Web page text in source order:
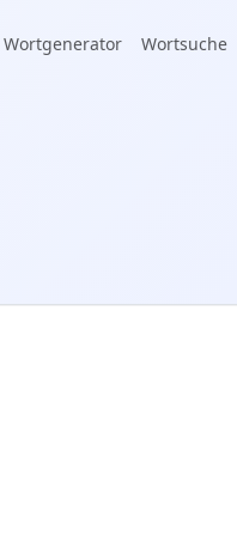
Wortgenerator Wortsuche